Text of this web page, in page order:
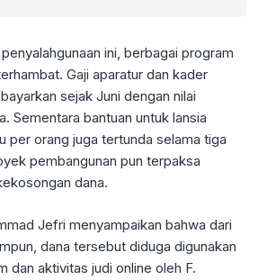
ini, berbagai program
Gaji aparatur dan kader
sejak Juni dengan nilai
Sementara bantuan untuk lansia
per orang juga tertunda selama tiga
pembangunan pun terpaksa
dana.
Jefri menyampaikan bahwa dari
dana tersebut diduga digunakan
dan aktivitas judi online oleh F.